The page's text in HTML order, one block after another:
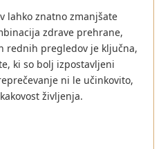
lahko znatno zmanjšate
zdrave prehrane,
rednih pregledov je ključna,
ki so bolj izpostavljeni
ni le učinkovito,
življenja.